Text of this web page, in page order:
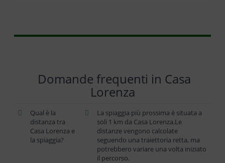
Domande frequenti in Casa
Lorenza
Qual è la
distanza tra
Casa Lorenza e
la spiaggia?
La spiaggia più prossima è situata a
soli 1 km da Casa Lorenza.Le
distanze vengono calcolate
seguendo una traiettoria retta, ma
potrebbero variare una volta iniziato
il percorso.